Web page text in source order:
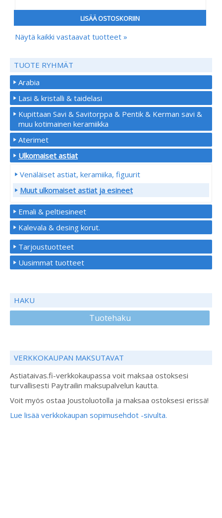
LISÄÄ OSTOSKORIIN
Näytä kaikki vastaavat tuotteet »
TUOTE RYHMÄT
Arabia
Lasi & kristalli & taidelasi
Kupittaan Savi & Savitorppa & Pentik & Kerman savi &
muu kotimainen keramiikka
Aterimet
Ulkomaiset astiat
Venäläiset astiat, keramiika, figuurit
Muut ulkomaiset astiat ja esineet
Emali & peltiesineet
Kalevala & desing korut.
Tarjoustuotteet
Uusimmat tuotteet
HAKU
Tuotehaku
VERKKOKAUPAN MAKSUTAVAT
Astiataivas.fi-verkkokaupassa voit maksaa ostoksesi
turvallisesti Paytrailin maksupalvelun kautta.
Voit myös ostaa Joustoluotolla ja maksaa ostoksesi erissä!
Lue lisää verkkokaupan sopimusehdot -sivulta.